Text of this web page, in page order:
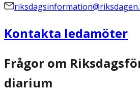
Kontakta ledamöter
Frågor om
diarium